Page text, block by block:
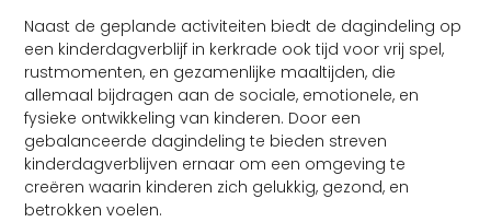
Naast de geplande activiteiten biedt de dagindeling op
een kinderdagverblijf in kerkrade ook tijd voor vrij spel,
rustmomenten, en gezamenlijke maaltijden, die
allemaal bijdragen aan de sociale, emotionele, en
fysieke ontwikkeling van kinderen. Door een
gebalanceerde dagindeling te bieden streven
kinderdagverblijven ernaar om een omgeving te
creëren waarin kinderen zich gelukkig, gezond, en
betrokken voelen.